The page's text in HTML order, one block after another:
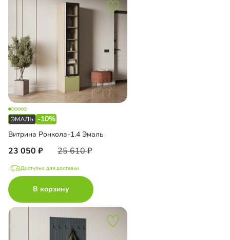
-10%
Витрина Ронкола-1.4 Эмаль
23 050 25 610
Доступно для доставки
В корзину